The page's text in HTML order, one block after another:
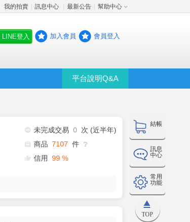
我的拍賣 訊息中心 最新公告 幫助中心
LINE登入 加入會員 會員登入
平台說明Q&A
結帳
訊息
中心
常用
功能
TOP
未完成交易 0
次 (近半年)
商品 7107 件 ❔
信用 99 %